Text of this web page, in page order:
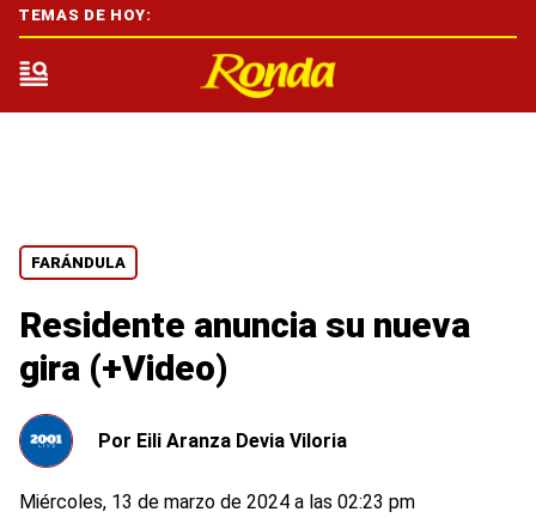
FARÁNDULA
Residente anuncia su nueva
gira (+Video)
Por Eili Aranza Devia Viloria
Miércoles, 13 de marzo de 2024 a las 02:23 pm
TEMAS DE HOY: